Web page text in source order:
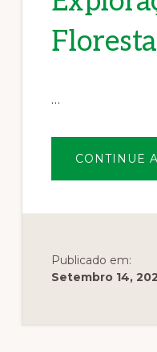
…
CONTINUE
Publicado em:
Setembro 14,